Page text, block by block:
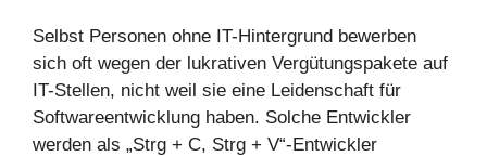
Selbst Personen ohne IT-Hintergrund bewerben
sich oft wegen der lukrativen Vergütungspakete auf
IT-Stellen, nicht weil sie eine Leidenschaft für
Softwareentwicklung haben. Solche Entwickler
werden als „Strg + C, Strg + V“-Entwickler